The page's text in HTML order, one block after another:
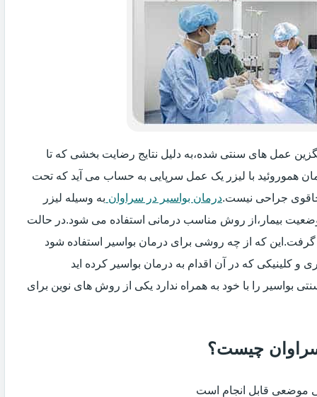
عمل های سنتی شده،به دلیل نتایج رضایت بخشی که تا
هموروئید با لیزر یک عمل سرپایی به حساب می آید که تحت
جراحی نیست.درمان بواسیر در سراوان به وسیله لیزر
بیمار،از روش مناسب درمانی استفاده می شود.در حالت
که از چه روشی برای درمان بواسیر استفاده شود
کلینیکی که در آن اقدام به درمان بواسیر کرده اید
بواسیر را با خود به همراه ندارد یکی از روش های نوین برای
سراوان چیست؟
موضعی قابل انجام است